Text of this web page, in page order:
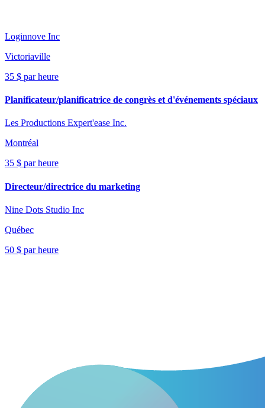
Loginnove Inc
Victoriaville
35 $ par heure
Planificateur/planificatrice de congrès et d'événements spéciaux
Les Productions Expert'ease Inc.
Montréal
35 $ par heure
Directeur/directrice du marketing
Nine Dots Studio Inc
Québec
50 $ par heure